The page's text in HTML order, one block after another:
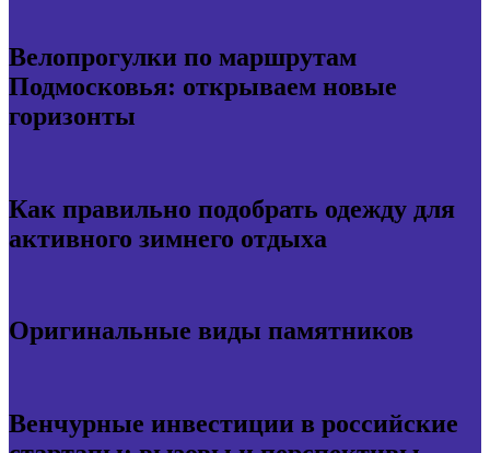
Велопрогулки по маршрутам
Подмосковья: открываем новые
горизонты
Как правильно подобрать одежду для
активного зимнего отдыха
Оригинальные виды памятников
Венчурные инвестиции в российские